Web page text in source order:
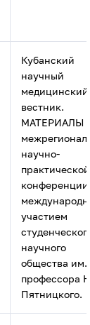
Кубанский
научный
медицинский
вестник.
МАТЕРИАЛЫ
научно-
практической
конференции
участием
научного
общества им.
профессора
Пятницкого.